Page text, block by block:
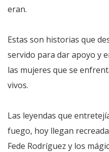
eran.
Estas son historias que
servido para dar apoyo y
las mujeres que se
vivos.
Las leyendas que
fuego, hoy llegan
Fede Rodríguez y los